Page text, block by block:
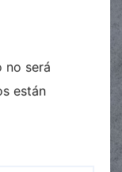
no será
están